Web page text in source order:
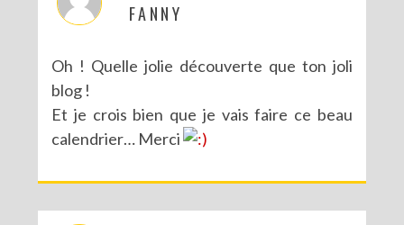
FANNY
Oh ! Quelle jolie découverte que ton joli
blog !
Et je crois bien que je vais faire ce beau
calendrier… Merci